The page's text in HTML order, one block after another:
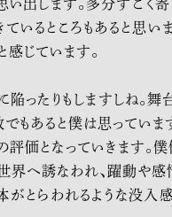
出します。多分すごく
ているところもあると思
じています。
ったりもしますしね。
もあると僕は思ってい
価となっていきます。
へ誘なわれ、躍動や感
がとらわれるような没入